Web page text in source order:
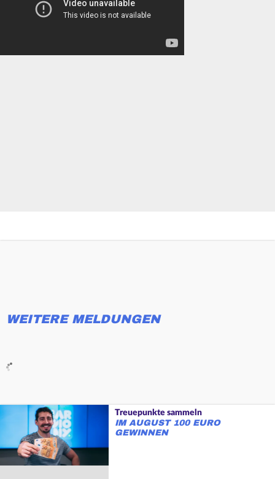
WEITERE MELDUNGEN
Treuepunkte sammeln
IM AUGUST 100 EURO
GEWINNEN